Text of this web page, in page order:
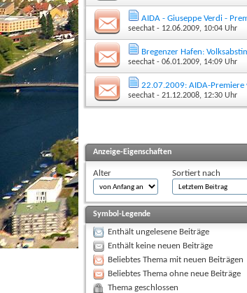
AIDA - Giuseppe Verdi -
seechat - 12.06.2009, 10:04 Uhr
Bregenzer Hafen:
seechat - 06.01.2009, 14:09 Uhr
22.07.2009: AIDA-Premiere
seechat - 21.12.2008, 12:30 Uhr
Anzeige-Eigenschaften
Alter Sortiert nach
Symbol-Legende
Enthält ungelesene Beiträge
Enthält keine neuen Beiträge
Beliebtes Thema mit neuen Beiträgen
Beliebtes Thema ohne neue Beiträge
Thema geschlossen